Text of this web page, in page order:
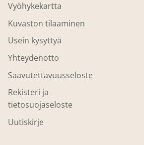
Vyöhykekartta
Kuvaston tilaaminen
Usein kysyttyä
Yhteydenotto
Saavutettavuusseloste
Rekisteri ja
tietosuojaseloste
Uutiskirje